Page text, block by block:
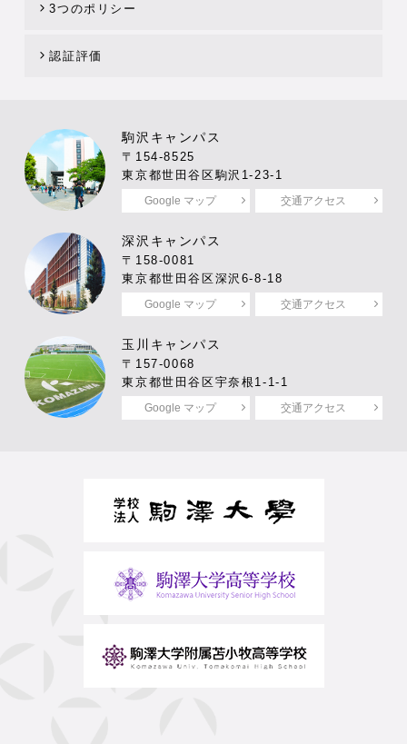
3つのポリシー
認証評価
駒沢キャンパス
〒154-8525
東京都世田谷区駒沢1-23-1
Google マップ 交通アクセス
深沢キャンパス
〒158-0081
東京都世田谷区深沢6-8-18
Google マップ 交通アクセス
玉川キャンパス
〒157-0068
東京都世田谷区宇奈根1-1-1
Google マップ 交通アクセス